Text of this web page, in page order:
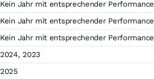
Kein Jahr mit entsprechender Performance
Kein Jahr mit entsprechender Performance
Kein Jahr mit entsprechender Performance
2024, 2023
2025